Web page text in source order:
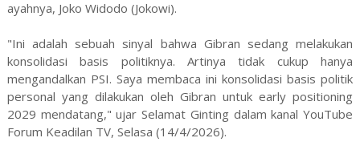
ayahnya, Joko Widodo (Jokowi).
"Ini adalah sebuah sinyal bahwa Gibran sedang melakukan
konsolidasi basis politiknya. Artinya tidak cukup hanya
mengandalkan PSI. Saya membaca ini konsolidasi basis politik
personal yang dilakukan oleh Gibran untuk early positioning
2029 mendatang," ujar Selamat Ginting dalam kanal YouTube
Forum Keadilan TV, Selasa (14/4/2026).